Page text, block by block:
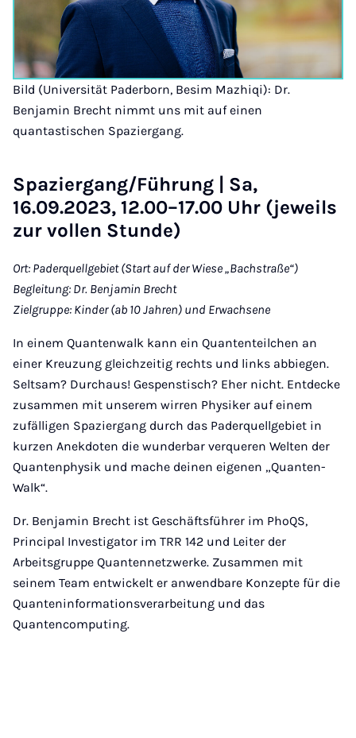
Bild (Universität Paderborn, Besim Mazhiqi): Dr.
Benjamin Brecht nimmt uns mit auf einen
quantastischen Spaziergang.
Spaziergang/Führung | Sa,
16.09.2023, 12.00–17.00 Uhr (jeweils
zur vollen Stunde)
Ort: Paderquellgebiet (Start auf der Wiese „Bachstraße“)
Begleitung: Dr. Benjamin Brecht
Zielgruppe: Kinder (ab 10 Jahren) und Erwachsene
In einem Quantenwalk kann ein Quantenteilchen an
einer Kreuzung gleichzeitig rechts und links abbiegen.
Seltsam? Durchaus! Gespenstisch? Eher nicht. Entdecke
zusammen mit unserem wirren Physiker auf einem
zufälligen Spaziergang durch das Paderquellgebiet in
kurzen Anekdoten die wunderbar verqueren Welten der
Quantenphysik und mache deinen eigenen „Quanten-
Walk“.
Dr. Benjamin Brecht ist Geschäftsführer im PhoQS,
Principal Investigator im TRR 142 und Leiter der
Arbeitsgruppe Quantennetzwerke. Zusammen mit
seinem Team entwickelt er anwendbare Konzepte für die
Quanteninformationsverarbeitung und das
Quantencomputing.